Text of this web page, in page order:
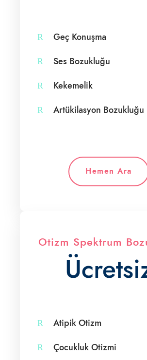
Geç Konuşma
Ses Bozukluğu
Kekemelik
Artükilasyon Bozukluğu
Hemen Ara
Otizm Spektrum
Atipik Otizm
Çocukluk Otizmi